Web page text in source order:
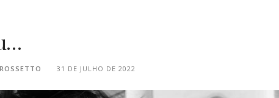
31 DE JULHO DE 2022